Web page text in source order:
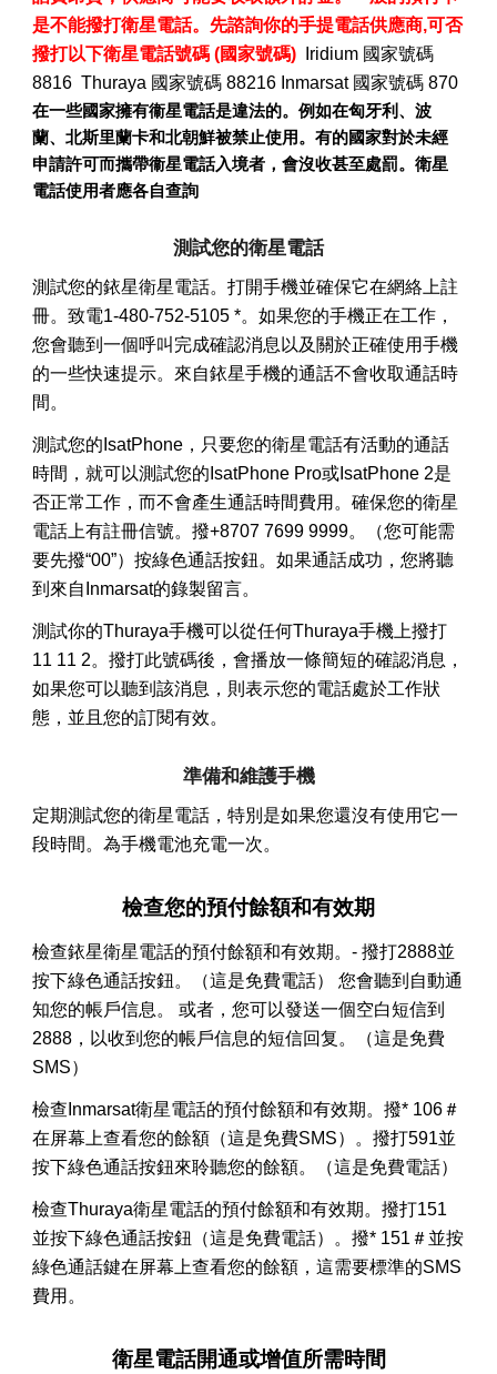
是不能撥打衛星電話。先諮詢你的手提電話供應商,可否
撥打以下衛星電話號碼 (國家號碼)
Iridium 國家號碼
8816 Thuraya 國家號碼 88216 Inmarsat 國家號碼 870
在一些國家擁有衞星電話是違法的。例如在匈牙利、波
蘭、北斯里蘭卡和北朝鮮被禁止使用。有的國家對於未經
申請許可而攜帶衞星電話入境者，會沒收甚至處罰。衛星
電話使用者應各自查詢
測試您的衛星電話
測試您的銥星衛星電話。打開手機並確保它在網絡上註
冊。致電1-480-752-5105 *。如果您的手機正在工作，
您會聽到一個呼叫完成確認消息以及關於正確使用手機
的一些快速提示。來自銥星手機的通話不會收取通話時
間。
測試您的IsatPhone，只要您的衛星電話有活動的通話
時間，就可以測試您的IsatPhone Pro或IsatPhone 2是
否正常工作，而不會產生通話時間費用。確保您的衛星
電話上有註冊信號。撥+8707 7699 9999。（您可能需
要先撥“00”）按綠色通話按鈕。如果通話成功，您將聽
到來自Inmarsat的錄製留言。
測試你的Thuraya手機可以從任何Thuraya手機上撥打
11 11 2。撥打此號碼後，會播放一條簡短的確認消息，
如果您可以聽到該消息，則表示您的電話處於工作狀
態，並且您的訂閱有效。
準備和維護手機
定期測試您的衛星電話，特別是如果您還沒有使用它一
段時間。為手機電池充電一次。
檢查您的預付餘額和有效期
檢查銥星衛星電話的預付餘額和有效期。- 撥打2888並
按下綠色通話按鈕。（這是免費電話） 您會聽到自動通
知您的帳戶信息。 或者，您可以發送一個空白短信到
2888，以收到您的帳戶信息的短信回复。（這是免費
SMS）
檢查Inmarsat衛星電話的預付餘額和有效期。撥* 106＃
在屏幕上查看您的餘額（這是免費SMS）。撥打591並
按下綠色通話按鈕來聆聽您的餘額。（這是免費電話）
檢查Thuraya衛星電話的預付餘額和有效期。撥打151
並按下綠色通話按鈕（這是免費電話）。撥* 151＃並按
綠色通話鍵在屏幕上查看您的餘額，這需要標準的SMS
費用。
衛星電話開通或增值所需時間